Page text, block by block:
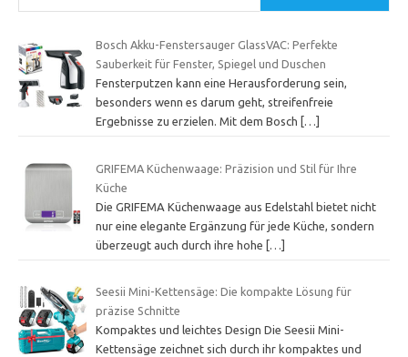
Bosch Akku-Fenstersauger GlassVAC: Perfekte
Sauberkeit für Fenster, Spiegel und Duschen
Fensterputzen kann eine Herausforderung sein,
besonders wenn es darum geht, streifenfreie
Ergebnisse zu erzielen. Mit dem Bosch
[…]
GRIFEMA Küchenwaage: Präzision und Stil für Ihre
Küche
Die GRIFEMA Küchenwaage aus Edelstahl bietet nicht
nur eine elegante Ergänzung für jede Küche, sondern
überzeugt auch durch ihre hohe
[…]
Seesii Mini-Kettensäge: Die kompakte Lösung für
präzise Schnitte
Kompaktes und leichtes Design Die Seesii Mini-
Kettensäge zeichnet sich durch ihr kompaktes und